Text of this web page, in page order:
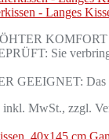
- Langes
KOMFORT
Sie
GEEIGNET: Das
inkl. MwSt., zzgl.